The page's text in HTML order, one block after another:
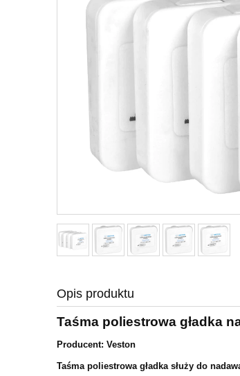
Opis produktu
Taśma poliestrowa gładka
Producent: Veston
Taśma poliestrowa gładka służy do